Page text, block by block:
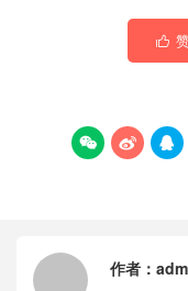

  
作者：